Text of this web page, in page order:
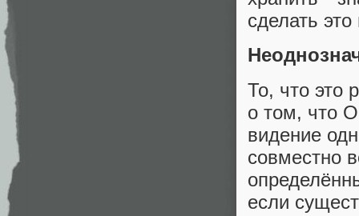
сделать
То, что это
о том, что
видение
совместно
если